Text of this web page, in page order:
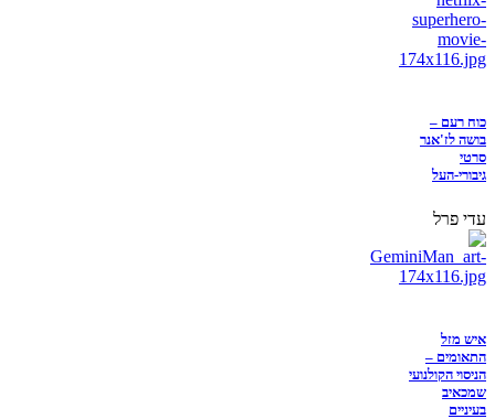
כוח רעם –
בושה לז'אנר
סרטי
גיבורי-העל
עדי פרל
איש מזל
התאומים –
הניסוי הקולנועי
שמכאיב
בעיניים